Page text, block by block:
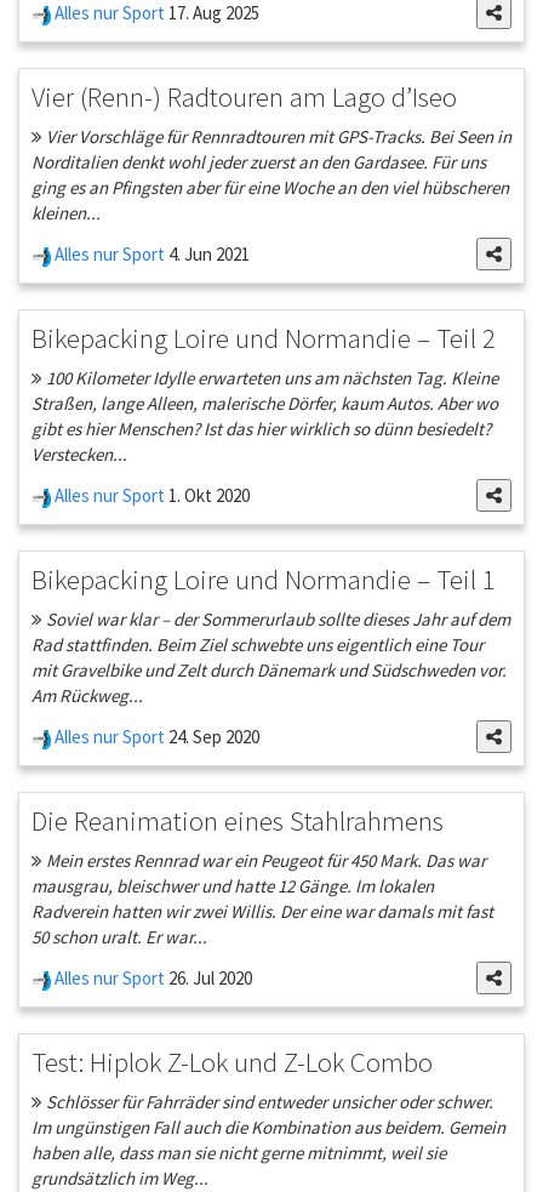
Alles nur Sport 17. Aug 2025
Vier (Renn-) Radtouren am Lago d’Iseo
Vier Vorschläge für Rennradtouren mit GPS-Tracks. Bei Seen in
Norditalien denkt wohl jeder zuerst an den Gardasee. Für uns
ging es an Pfingsten aber für eine Woche an den viel hübscheren
kleinen...
Alles nur Sport 4. Jun 2021
Bikepacking Loire und Normandie – Teil 2
100 Kilometer Idylle erwarteten uns am nächsten Tag. Kleine
Straßen, lange Alleen, malerische Dörfer, kaum Autos. Aber wo
gibt es hier Menschen? Ist das hier wirklich so dünn besiedelt?
Verstecken...
Alles nur Sport 1. Okt 2020
Bikepacking Loire und Normandie – Teil 1
Soviel war klar – der Sommerurlaub sollte dieses Jahr auf dem
Rad stattfinden. Beim Ziel schwebte uns eigentlich eine Tour
mit Gravelbike und Zelt durch Dänemark und Südschweden vor.
Am Rückweg...
Alles nur Sport 24. Sep 2020
Die Reanimation eines Stahlrahmens
Mein erstes Rennrad war ein Peugeot für 450 Mark. Das war
mausgrau, bleischwer und hatte 12 Gänge. Im lokalen
Radverein hatten wir zwei Willis. Der eine war damals mit fast
50 schon uralt. Er war...
Alles nur Sport 26. Jul 2020
Test: Hiplok Z-Lok und Z-Lok Combo
Schlösser für Fahrräder sind entweder unsicher oder schwer.
Im ungünstigen Fall auch die Kombination aus beidem. Gemein
haben alle, dass man sie nicht gerne mitnimmt, weil sie
grundsätzlich im Weg...